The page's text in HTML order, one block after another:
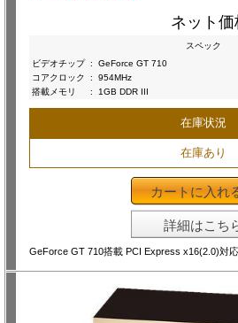
ネット価
スペック
ビデオチップ :
GeForce GT 710
コアクロック
:
954MHz
搭載メモリ
: 1GB DDR III
在庫状況
在庫あり
カートに入れ
詳細はこち
GeForce GT 710搭載 PCI Express x16(2.0)対